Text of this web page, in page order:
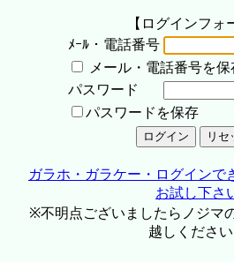
【ログインフォ
ﾒｰﾙ・電話番号
メール・電話番号を保
パスワード
パスワードを保存
ガラホ・ガラケー・ログインで
お試し下さ
※不明点ございましたらノジマ
越しください